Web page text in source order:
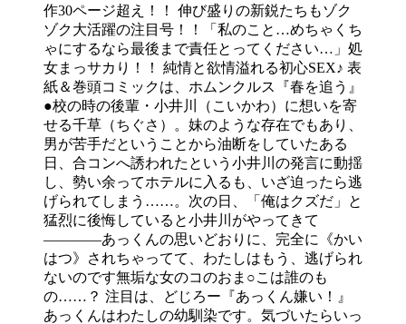
作30ページ超え！！ 伸び盛りの新鋭たちもゾク
ゾク大活躍の注目号！！「私のこと…めちゃくち
ゃにするなら最後まで責任とってください…」処
女まっサカり！！ 純情と欲情溢れる初心SEX♪ 表
紙＆巻頭コミックは、ホムンクルス『春を追う』
●校の時の後輩・小井川（こいかわ）に想いを寄
せる千草（ちぐさ）。妹のような存在でもあり、
男が苦手だということから油断をしていたある
日、合コンへ誘われたという小井川の発言に動揺
し、勢い余ってホテルに入るも、いざ迫ったら逃
げられてしまう……。次の日、「俺はクズだ」と
猛烈に後悔していると小井川がやってきて
――――あっくんの思いどおりに、完全に《かい
はつ》されちゃってて、わたしはもう、逃げられ
ないのです無垢な女のコのおま○こは誰のも
の……？ 注目は、どじろー『あっくん嫌い！』
あっくんはわたしの幼馴染です。気づいたらいっ